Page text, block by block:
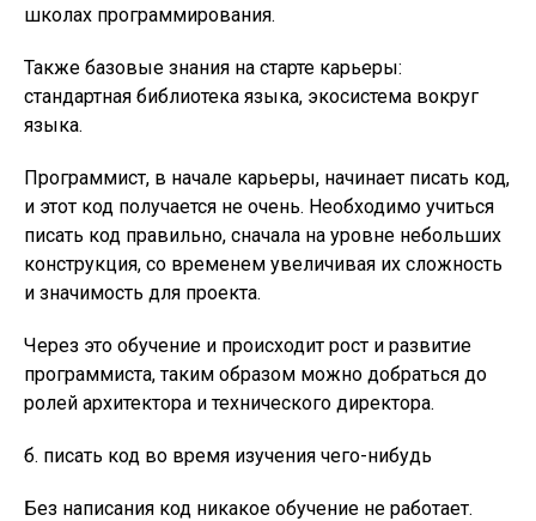
школах программирования.
Также базовые знания на старте карьеры:
стандартная библиотека языка, экосистема вокруг
языка.
Программист, в начале карьеры, начинает писать код,
и этот код получается не очень. Необходимо учиться
писать код правильно, сначала на уровне небольших
конструкция, со временем увеличивая их сложность
и значимость для проекта.
Через это обучение и происходит рост и развитие
программиста, таким образом можно добраться до
ролей архитектора и технического директора.
б. писать код во время изучения чего-нибудь
Без написания код никакое обучение не работает.